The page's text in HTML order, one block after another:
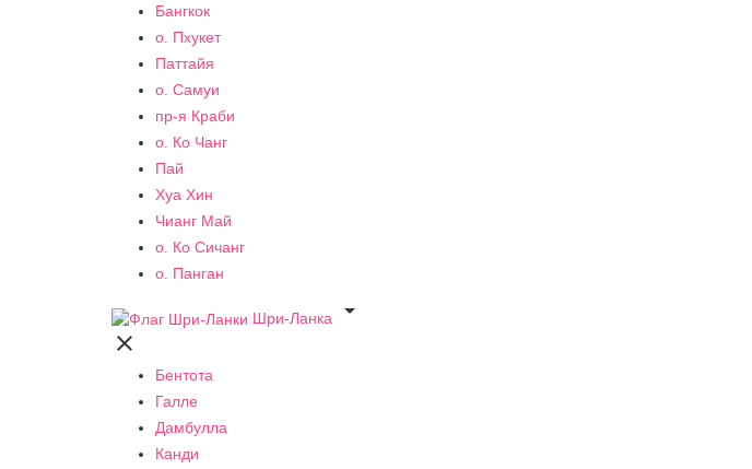
Бангкок
о. Пхукет
Паттайя
о. Самуи
пр-я Краби
о. Ко Чанг
Пай
Хуа Хин
Чианг Май
о. Ко Сичанг
о. Панган
Шри-Ланка


Бентота
Галле
Дамбулла
Канди